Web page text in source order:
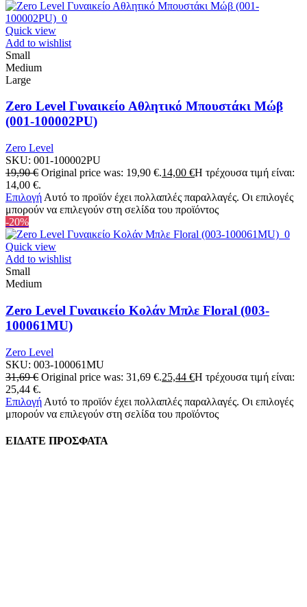
Quick view
Add to wishlist
Small
Medium
Large
Zero Level Γυναικείο Αθλητικό Μπουστάκι Μώβ
(001-100002PU)
Zero Level
SKU: 001-100002PU
19,90€ Original price was: 19,90 €.14,00 €Η τρέχουσα τιμή είναι:
14,00 €.
Επιλογή Αυτό το προϊόν έχει πολλαπλές παραλλαγές. Οι επιλογές
μπορούν να επιλεγούν στη σελίδα του προϊόντος
-20%
Quick view
Add to wishlist
Small
Medium
Zero Level Γυναικείο Κολάν Μπλε Floral (003-
100061MU)
Zero Level
SKU: 003-100061MU
31,69€ Original price was: 31,69 €.25,44 €Η τρέχουσα τιμή είναι:
25,44 €.
Επιλογή Αυτό το προϊόν έχει πολλαπλές παραλλαγές. Οι επιλογές
μπορούν να επιλεγούν στη σελίδα του προϊόντος
ΕΙΔΑΤΕ ΠΡΟΣΦΑΤΑ